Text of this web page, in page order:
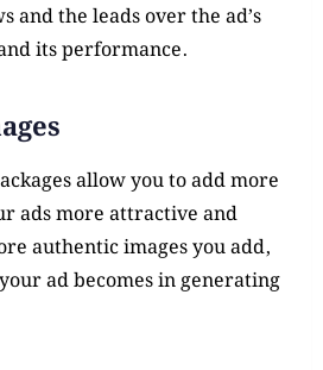
and the leads over the ad’s
its performance.
allow you to add more
ads more attractive and
authentic images you add,
ad becomes in generating